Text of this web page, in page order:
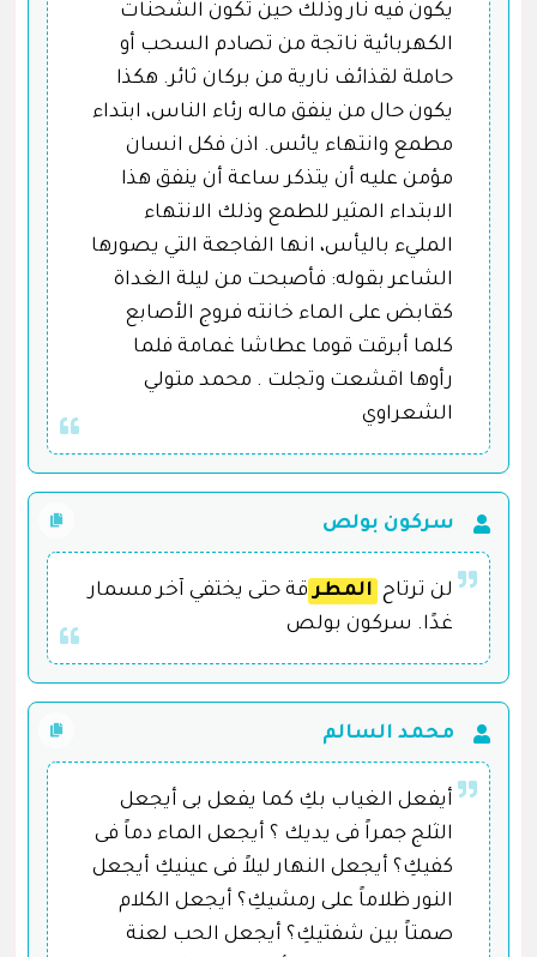
يكون فيه نار وذلك حين تكون الشحنات
الكهربائية ناتجة من تصادم السحب أو
حاملة لقذائف نارية من بركان ثائر. هكذا
يكون حال من ينفق ماله رئاء الناس، ابتداء
مطمع وانتهاء يائس. اذن فكل انسان
مؤمن عليه أن يتذكر ساعة أن ينفق هذا
الابتداء المثير للطمع وذلك الانتهاء
المليء باليأس، انها الفاجعة التي يصورها
الشاعر بقوله: فأصبحت من ليلة الغداة
كقابض على الماء خانته فروج الأصابع
كلما أبرقت قوما عطاشا غمامة فلما
رأوها اقشعت وتجلت . محمد متولي
الشعراوي
سركون بولص
لن ترتاح المطر قة حتى يختفي آخر مسمار
غدًا. سركون بولص
محمد السالم
أيفعل الغياب بكِ كما يفعل بى أيجعل
الثلج جمراً فى يديك ؟ أيجعل الماء دماً فى
كفيكِ؟ أيجعل النهار ليلاً فى عينيكِ أيجعل
النور ظلاماً على رمشيكِ؟ أيجعل الكلام
صمتاً بين شفتيكِ؟ أيجعل الحب لعنة